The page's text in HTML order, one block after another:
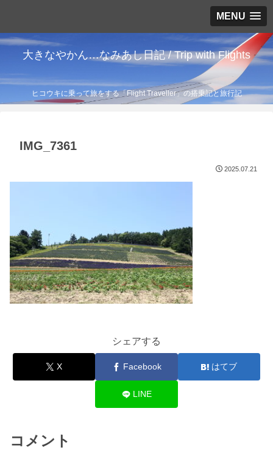
MENU
大きなやかん…なみあし日記 / Trip with Flights
ヒコウキに乗って旅をする「Flight Traveller」の搭乗記と旅行記
IMG_7361
2025.07.21
シェアする
X Facebook はてブ
LINE
コメント